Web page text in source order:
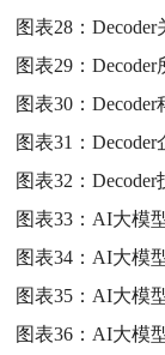
图表28：
图表29：
图表30：
图表31：
图表32：
图表33： AI大模
图表34： AI大模
图表35： AI大模
图表36： AI大模